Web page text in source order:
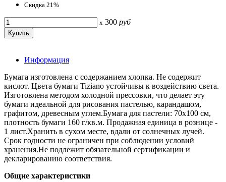
Скидка 21%
x 300 руб
Информация
Бумага изготовлена с содержанием хлопка. Не содержит
кислот. Цвета бумаги Tiziano устойчивы к воздействию света.
Изготовлена методом холодной прессовки, что делает эту
бумаги идеальной для рисования пастелью, карандашом,
графитом, древесным углем.Бумага для пастели: 70х100 см,
плотность бумаги 160 г/кв.м. Продажная единица в рознице -
1 лист.Хранить в сухом месте, вдали от солнечных лучей.
Срок годности не ограничен при соблюдении условий
хранения.Не подлежит обязательной сертификации и
декларированию соответствия.
Общие характеристики